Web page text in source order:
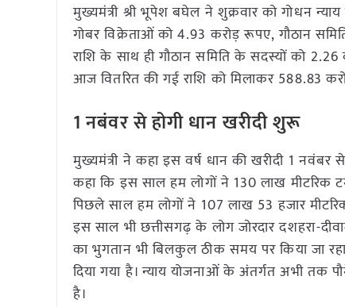
मुख्यमंत्री श्री भूपेश बघेल ने शुक्रवार को गोधन
गोबर विक्रेताओं को 4.93 करोड़ रूपए, गौठान
राशि के साथ ही गौठान समिति के सदस्यों को 2.26
आज वितरित की गई राशि को मिलाकर 588.83
1नबंवर से होगी धान खरीदी शुरू
मुख्यमंत्री ने कहा इस वर्ष धान की खरीदी 1 नवंबर से
कहा कि इस साल हम लोगों ने 130 लाख मीटरिक
पिछले साल हम लोगों ने 107 लाख 53 हजार
इस साल भी छत्तीसगढ़ के लोग जोरदार दशहरा-
का भुगतान भी बिलकुल ठीक समय पर किया जा
दिया गया है। न्याय योजनाओं के अंतर्गत अभी तक
है।